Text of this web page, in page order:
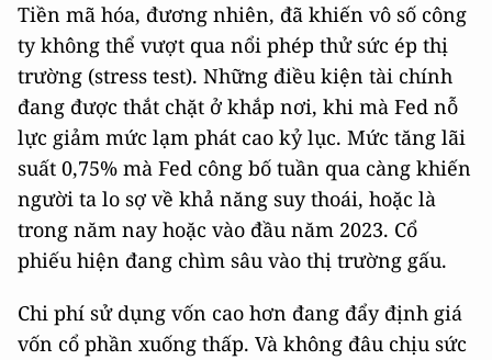
Tiền mã hóa, đương nhiên, đã khiến vô số công
ty không thể vượt qua nổi phép thử sức ép thị
trường (stress test). Những điều kiện tài chính
đang được thắt chặt ở khắp nơi, khi mà Fed nỗ
lực giảm mức lạm phát cao kỷ lục. Mức tăng lãi
suất 0,75% mà Fed công bố tuần qua càng khiến
người ta lo sợ về khả năng suy thoái, hoặc là
trong năm nay hoặc vào đầu năm 2023. Cổ
phiếu hiện đang chìm sâu vào thị trường gấu.
Chi phí sử dụng vốn cao hơn đang đẩy định giá
vốn cổ phần xuống thấp. Và không đâu chịu sức